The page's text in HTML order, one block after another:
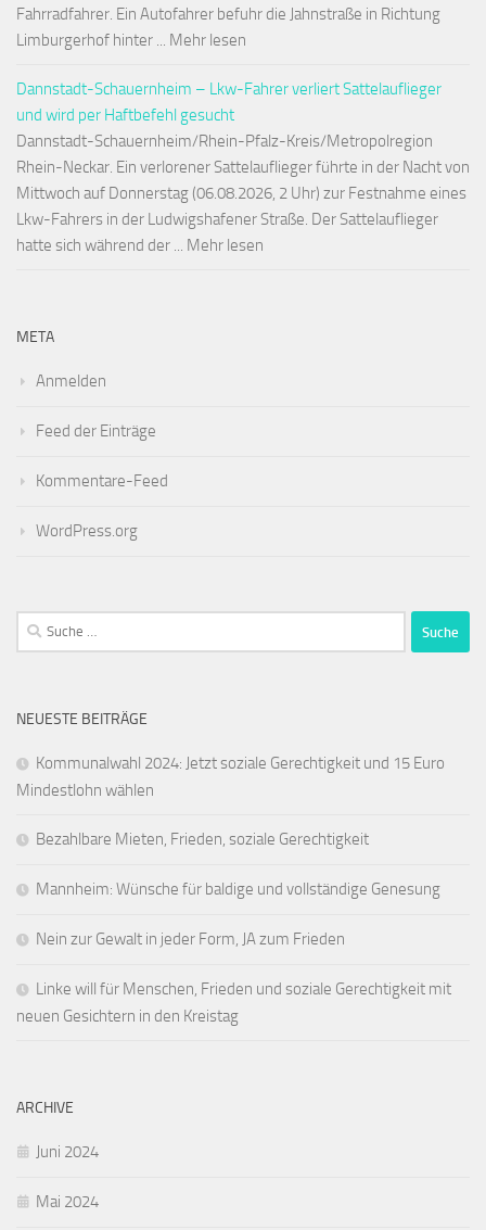
Fahrradfahrer. Ein Autofahrer befuhr die Jahnstraße in Richtung
Limburgerhof hinter ... Mehr lesen
Dannstadt-Schauernheim – Lkw-Fahrer verliert Sattelauflieger
und wird per Haftbefehl gesucht
Dannstadt-Schauernheim/Rhein-Pfalz-Kreis/Metropolregion
Rhein-Neckar. Ein verlorener Sattelauflieger führte in der Nacht von
Mittwoch auf Donnerstag (06.08.2026, 2 Uhr) zur Festnahme eines
Lkw-Fahrers in der Ludwigshafener Straße. Der Sattelauflieger
hatte sich während der ... Mehr lesen
META
Anmelden
Feed der Einträge
Kommentare-Feed
WordPress.org
Suche
nach:
NEUESTE BEITRÄGE
Kommunalwahl 2024: Jetzt soziale Gerechtigkeit und 15 Euro
Mindestlohn wählen
Bezahlbare Mieten, Frieden, soziale Gerechtigkeit
Mannheim: Wünsche für baldige und vollständige Genesung
Nein zur Gewalt in jeder Form, JA zum Frieden
Linke will für Menschen, Frieden und soziale Gerechtigkeit mit
neuen Gesichtern in den Kreistag
ARCHIVE
Juni 2024
Mai 2024